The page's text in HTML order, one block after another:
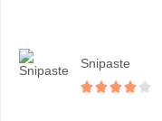
Snipaste